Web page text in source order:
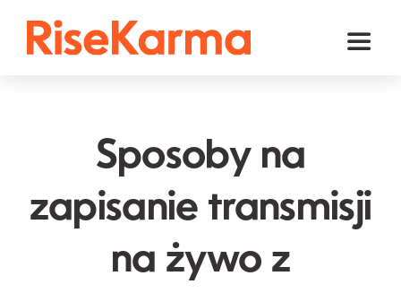
Toggle
Facebook
YouTube
Twitter (𝕏)
Sposoby na
zapisanie transmisji
na żywo z